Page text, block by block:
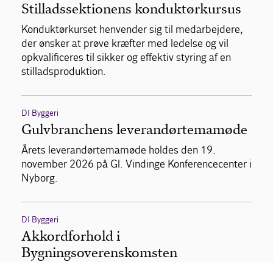
Stilladssektionens konduktørkursus
Konduktørkurset henvender sig til medarbejdere,
der ønsker at prøve kræfter med ledelse og vil
opkvalificeres til sikker og effektiv styring af en
stilladsproduktion.
DI Byggeri
Gulvbranchens leverandørtemamøde
Årets leverandørtemamøde holdes den 19.
november 2026 på Gl. Vindinge Konferencecenter i
Nyborg.
DI Byggeri
Akkordforhold i
Bygningsoverenskomsten